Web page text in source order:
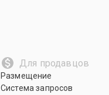
Для продавцов
Размещение
Система запросов